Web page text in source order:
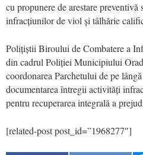
cu propunere de arestare preventivă
infracțiunilor de viol și tâlhărie
Polițiștii Biroului de Combatere a
din cadrul Poliției Municipiului
coordonarea Parchetului de pe
documentarea întregii activități
pentru recuperarea integrală a
[related-post post_id=”1968277″]